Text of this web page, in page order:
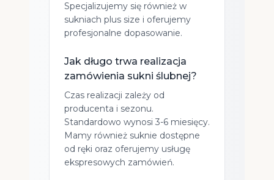
Specjalizujemy się również w
sukniach plus size i oferujemy
profesjonalne dopasowanie.
Jak długo trwa realizacja
zamówienia sukni ślubnej?
Czas realizacji zależy od
producenta i sezonu.
Standardowo wynosi 3-6 miesięcy.
Mamy również suknie dostępne
od ręki oraz oferujemy usługę
ekspresowych zamówień.